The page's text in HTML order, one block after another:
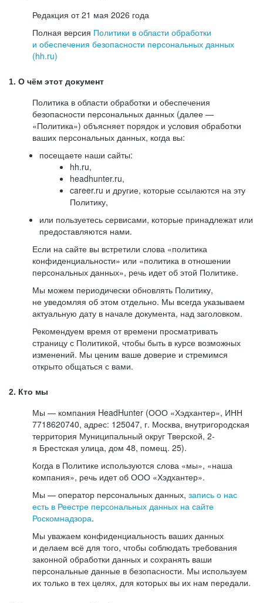
Редакция от 21 мая 2026 года
Полная версия Политики в области обработки
и обеспечения безопасности персональных данных
(hh.ru)
1. О чём этот документ
Политика в области обработки и обеспечения
безопасности персональных данных (далее —
«Политика») объясняет порядок и условия обработки
ваших персональных данных, когда вы:
посещаете наши сайты:
hh.ru,
headhunter.ru,
career.ru и другие, которые ссылаются на эту
Политику,
или пользуетесь сервисами, которые принадлежат или
предоставляются нами.
Если на сайте вы встретили слова «политика
конфиденциальности» или «политика в отношении
персональных данных», речь идет об этой Политике.
Мы можем периодически обновлять Политику,
не уведомляя об этом отдельно. Мы всегда указываем
актуальную дату в начале документа, над заголовком.
Рекомендуем время от времени просматривать
страницу с Политикой, чтобы быть в курсе возможных
изменений. Мы ценим ваше доверие и стремимся
открыто общаться с вами.
2. Кто мы
Мы — компания HeadHunter (ООО «Хэдхантер», ИНН
7718620740, адрес: 125047, г. Москва, внутригородская
территория Муниципальный округ Тверской, 2-
я Брестская улица, дом 48, помещ. 25).
Когда в Политике используются слова «мы», «наша
компания», речь идет об ООО «Хэдхантер».
Мы — оператор персональных данных, запись о нас
есть в Реестре персональных данных на сайте
Роскомнадзора.
Мы уважаем конфиденциальность ваших данных
и делаем всё для того, чтобы соблюдать требования
законной обработки данных и сохранять ваши
персональные данные в безопасности. Мы используем
их только в тех целях, для которых вы их нам передали.